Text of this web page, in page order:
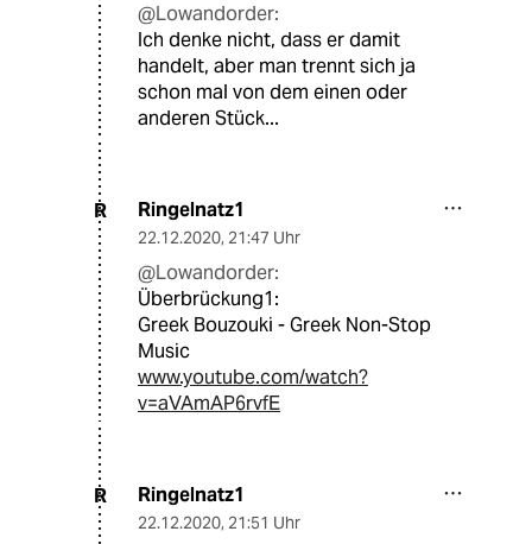
@Lowandorder:
Ich denke nicht, dass er damit
handelt, aber man trennt sich ja
schon mal von dem einen oder
anderen Stück...
R Ringelnatz1
22.12.2020, 21:47 Uhr
@Lowandorder:
Überbrückung1:
Greek Bouzouki - Greek Non-Stop
Music
www.youtube.com/watch?
v=aVAmAP6rvfE
R Ringelnatz1
22.12.2020, 21:51 Uhr